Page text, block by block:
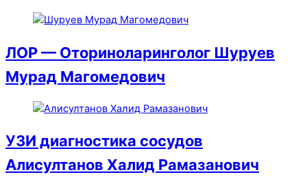
ЛОР — Оториноларинголог Шуруев
Мурад Магомедович
УЗИ диагностика сосудов
Алисултанов Халид Рамазанович